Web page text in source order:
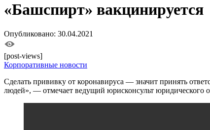
«Башспирт» вакцинируется
Опубликовано: 30.04.2021
[post-views]
Корпоративные новости
Сделать прививку от коронавируса — значит принять
людей», — отмечает ведущий юрисконсульт юридического